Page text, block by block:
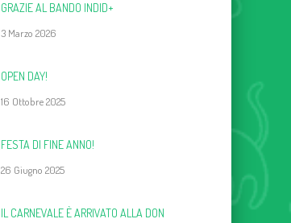
GRAZIE AL BANDO INDID+
3 Marzo 2026
OPEN DAY!
16 Ottobre 2025
FESTA DI FINE ANNO!
26 Giugno 2025
IL CARNEVALE È ARRIVATO ALLA DON